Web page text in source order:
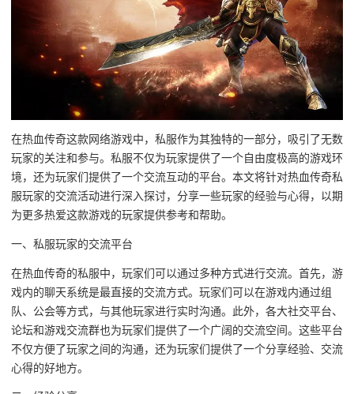
在热血传奇这款网络游戏中，私服作为其独特的一部分，吸引了无数
玩家的关注和参与。私服不仅为玩家提供了一个自由度极高的游戏环
境，还为玩家们提供了一个交流互动的平台。本文将针对热血传奇私
服玩家的交流活动进行深入探讨，分享一些玩家的经验与心得，以期
为更多热爱这款游戏的玩家提供参考和帮助。
一、私服玩家的交流平台
在热血传奇的私服中，玩家们可以通过多种方式进行交流。首先，游
戏内的聊天系统是最直接的交流方式。玩家们可以在游戏内通过组
队、公会等方式，与其他玩家进行实时沟通。此外，各大社交平台、
论坛和游戏交流群也为玩家们提供了一个广阔的交流空间。这些平台
不仅方便了玩家之间的沟通，还为玩家们提供了一个分享经验、交流
心得的好地方。